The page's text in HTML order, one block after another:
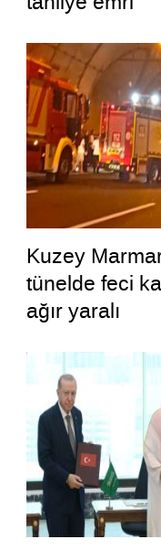
Kuzey
tünelde feci
ağır yaralı